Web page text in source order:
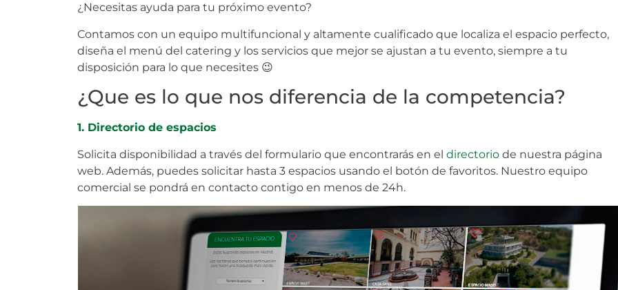
¿Necesitas ayuda para tu próximo evento?
Contamos con un equipo multifuncional y altamente cualificado que localiza el espacio perfecto,
diseña el menú del catering y los servicios que mejor se ajustan a tu evento, siempre a tu
disposición para lo que necesites 😉
¿Que es lo que nos diferencia de la competencia?
1. Directorio de espacios
Solicita disponibilidad a través del formulario que encontrarás en el directorio de nuestra página
web. Además, puedes solicitar hasta 3 espacios usando el botón de favoritos. Nuestro equipo
comercial se pondrá en contacto contigo en menos de 24h.